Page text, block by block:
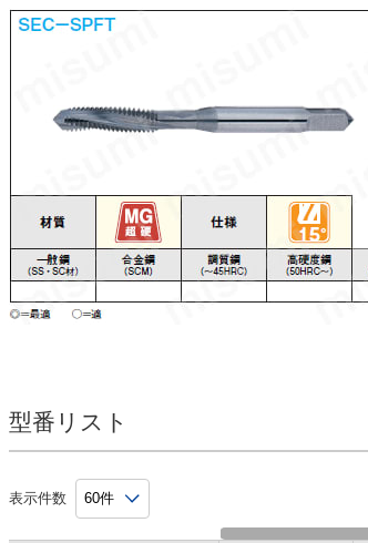
型番リスト
表示件数